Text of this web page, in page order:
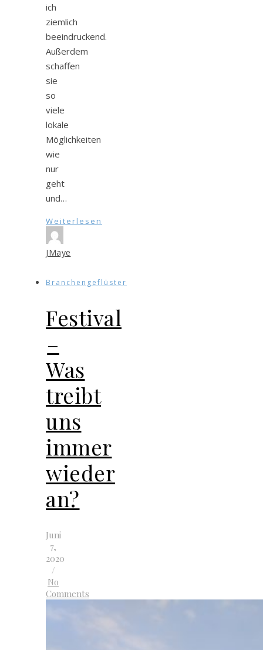
ich
ziemlich
beeindruckend.
Außerdem
schaffen
sie
so
viele
lokale
Möglichkeiten
wie
nur
geht
und…
Weiterlesen
JMaye
Branchengeflüster
Festival
–
Was
treibt
uns
immer
wieder
an?
Juni
7,
2020
/
No
Comments